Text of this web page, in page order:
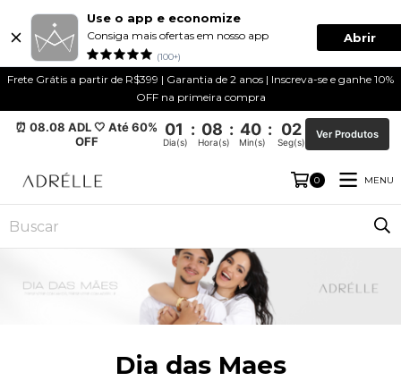
Use o app e economize
Consiga mais ofertas em nosso app
(100+)
Abrir
Frete Grátis a partir de R$399 | Garantia de 2 anos | Inscreva-se e ganhe 10%
OFF na primeira compra
⏰ 08.08 ADL 🤍 Até 60%
OFF
01 : 08 : 40 : 01
Dia(s) Hora(s) Min(s) Seg(s)
Ver Produtos
0 MENU
Dia das Maes